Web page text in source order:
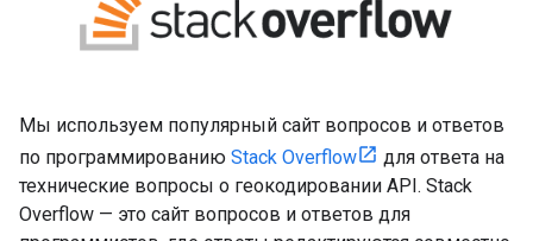
Мы используем популярный сайт вопросов и ответов
по программированию Stack Overflow
для ответа на
технические вопросы о геокодировании API. Stack
Overflow — это сайт вопросов и ответов для